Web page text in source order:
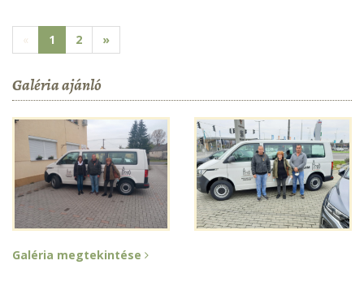
« 1 2 »
Galéria ajánló
Galéria megtekintése